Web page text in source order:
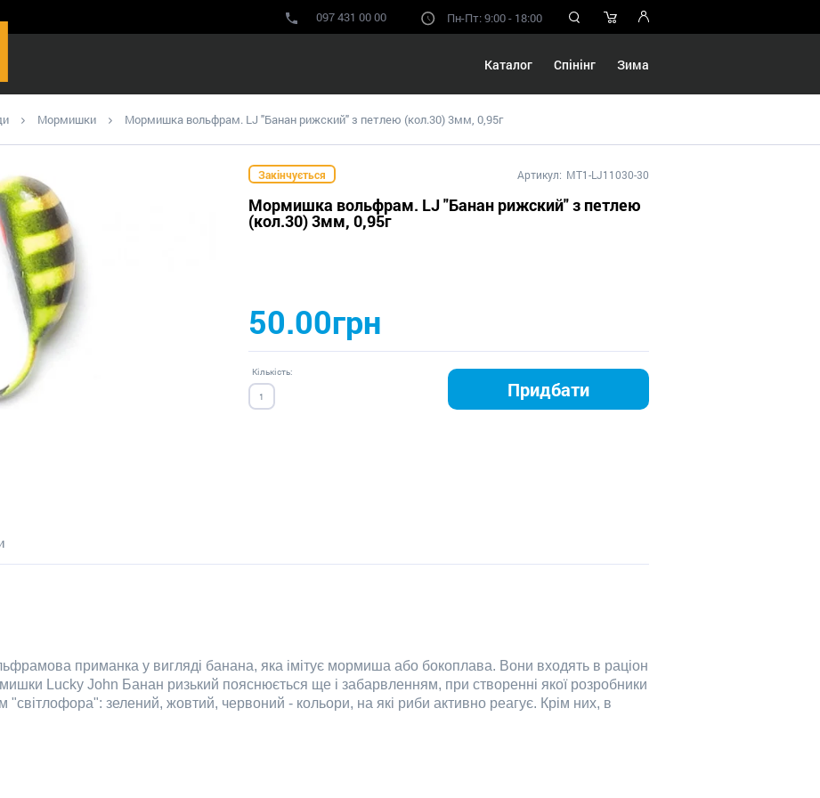
097 431 00 00 Пн-Пт: 9:00 - 18:00
Каталог Спінінг Зима
Мормишки Мормишка вольфрам. LJ "Банан рижский" з петлею (кол.30) 3мм, 0,95г
Закінчується Артикул: MT1-LJ11030-30
Мормишка вольфрам. LJ "Банан рижский" з петлею
(кол.30) 3мм, 0,95г
50.00грн
Кількість:
Придбати
приманка у вигляді банана, яка імітує мормиша або бокоплава. Вони входять в раціон
Lucky John Банан ризький пояснюється ще і забарвленням, при створенні якої розробники
зелений, жовтий, червоний - кольори, на які риби активно реагує. Крім них, в